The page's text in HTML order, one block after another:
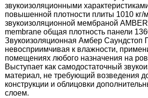
звукоизоляционными
повышенной плотности плиты 1010 кг/
звукоизоляционной мембраной
membrane общая плотность панели
Звукоизоляционная Амбер Саундстоп
невосприимчивая к влажности,
помещениях любого назначения на
Выступает как самодостаточный
материал, не требующий возведения
конструкции и облицовки
слоем.